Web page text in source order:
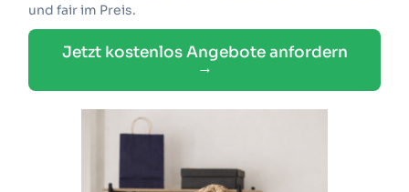
und fair im Preis.
Jetzt kostenlos Angebote anfordern
→